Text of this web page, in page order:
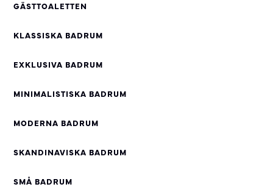
GÄSTTOALETTEN
KLASSISKA BADRUM
EXKLUSIVA BADRUM
MINIMALISTISKA BADRUM
MODERNA BADRUM
SKANDINAVISKA BADRUM
SMÅ BADRUM